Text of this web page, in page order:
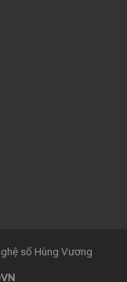
số Hùng Vương